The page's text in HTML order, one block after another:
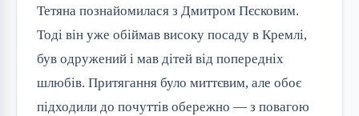
Тетяна познайомилася з Дмитром Пєсковим.
Тоді він уже обіймав високу посаду в Кремлі,
був одружений і мав дітей від попередніх
шлюбів. Притягання було миттєвим, але обоє
підходили до почуттів обережно — з повагою